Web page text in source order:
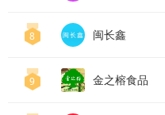
8 闽长鑫 闽长鑫
9 金之榕食品